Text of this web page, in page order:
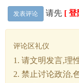
发表评论 请先 [ 登
评论区礼仪
1. 请文明发言,理
2. 禁止讨论政治,